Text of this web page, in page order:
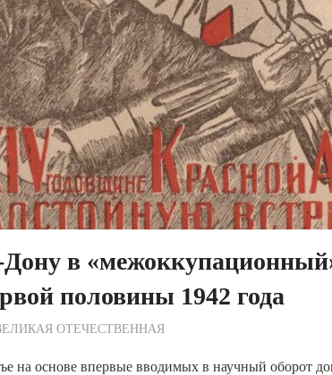
Дону в
половины 1942 года
по Редакции
ОТЕЧЕСТВЕННАЯ
на основе впервые вводимых в научный оборот